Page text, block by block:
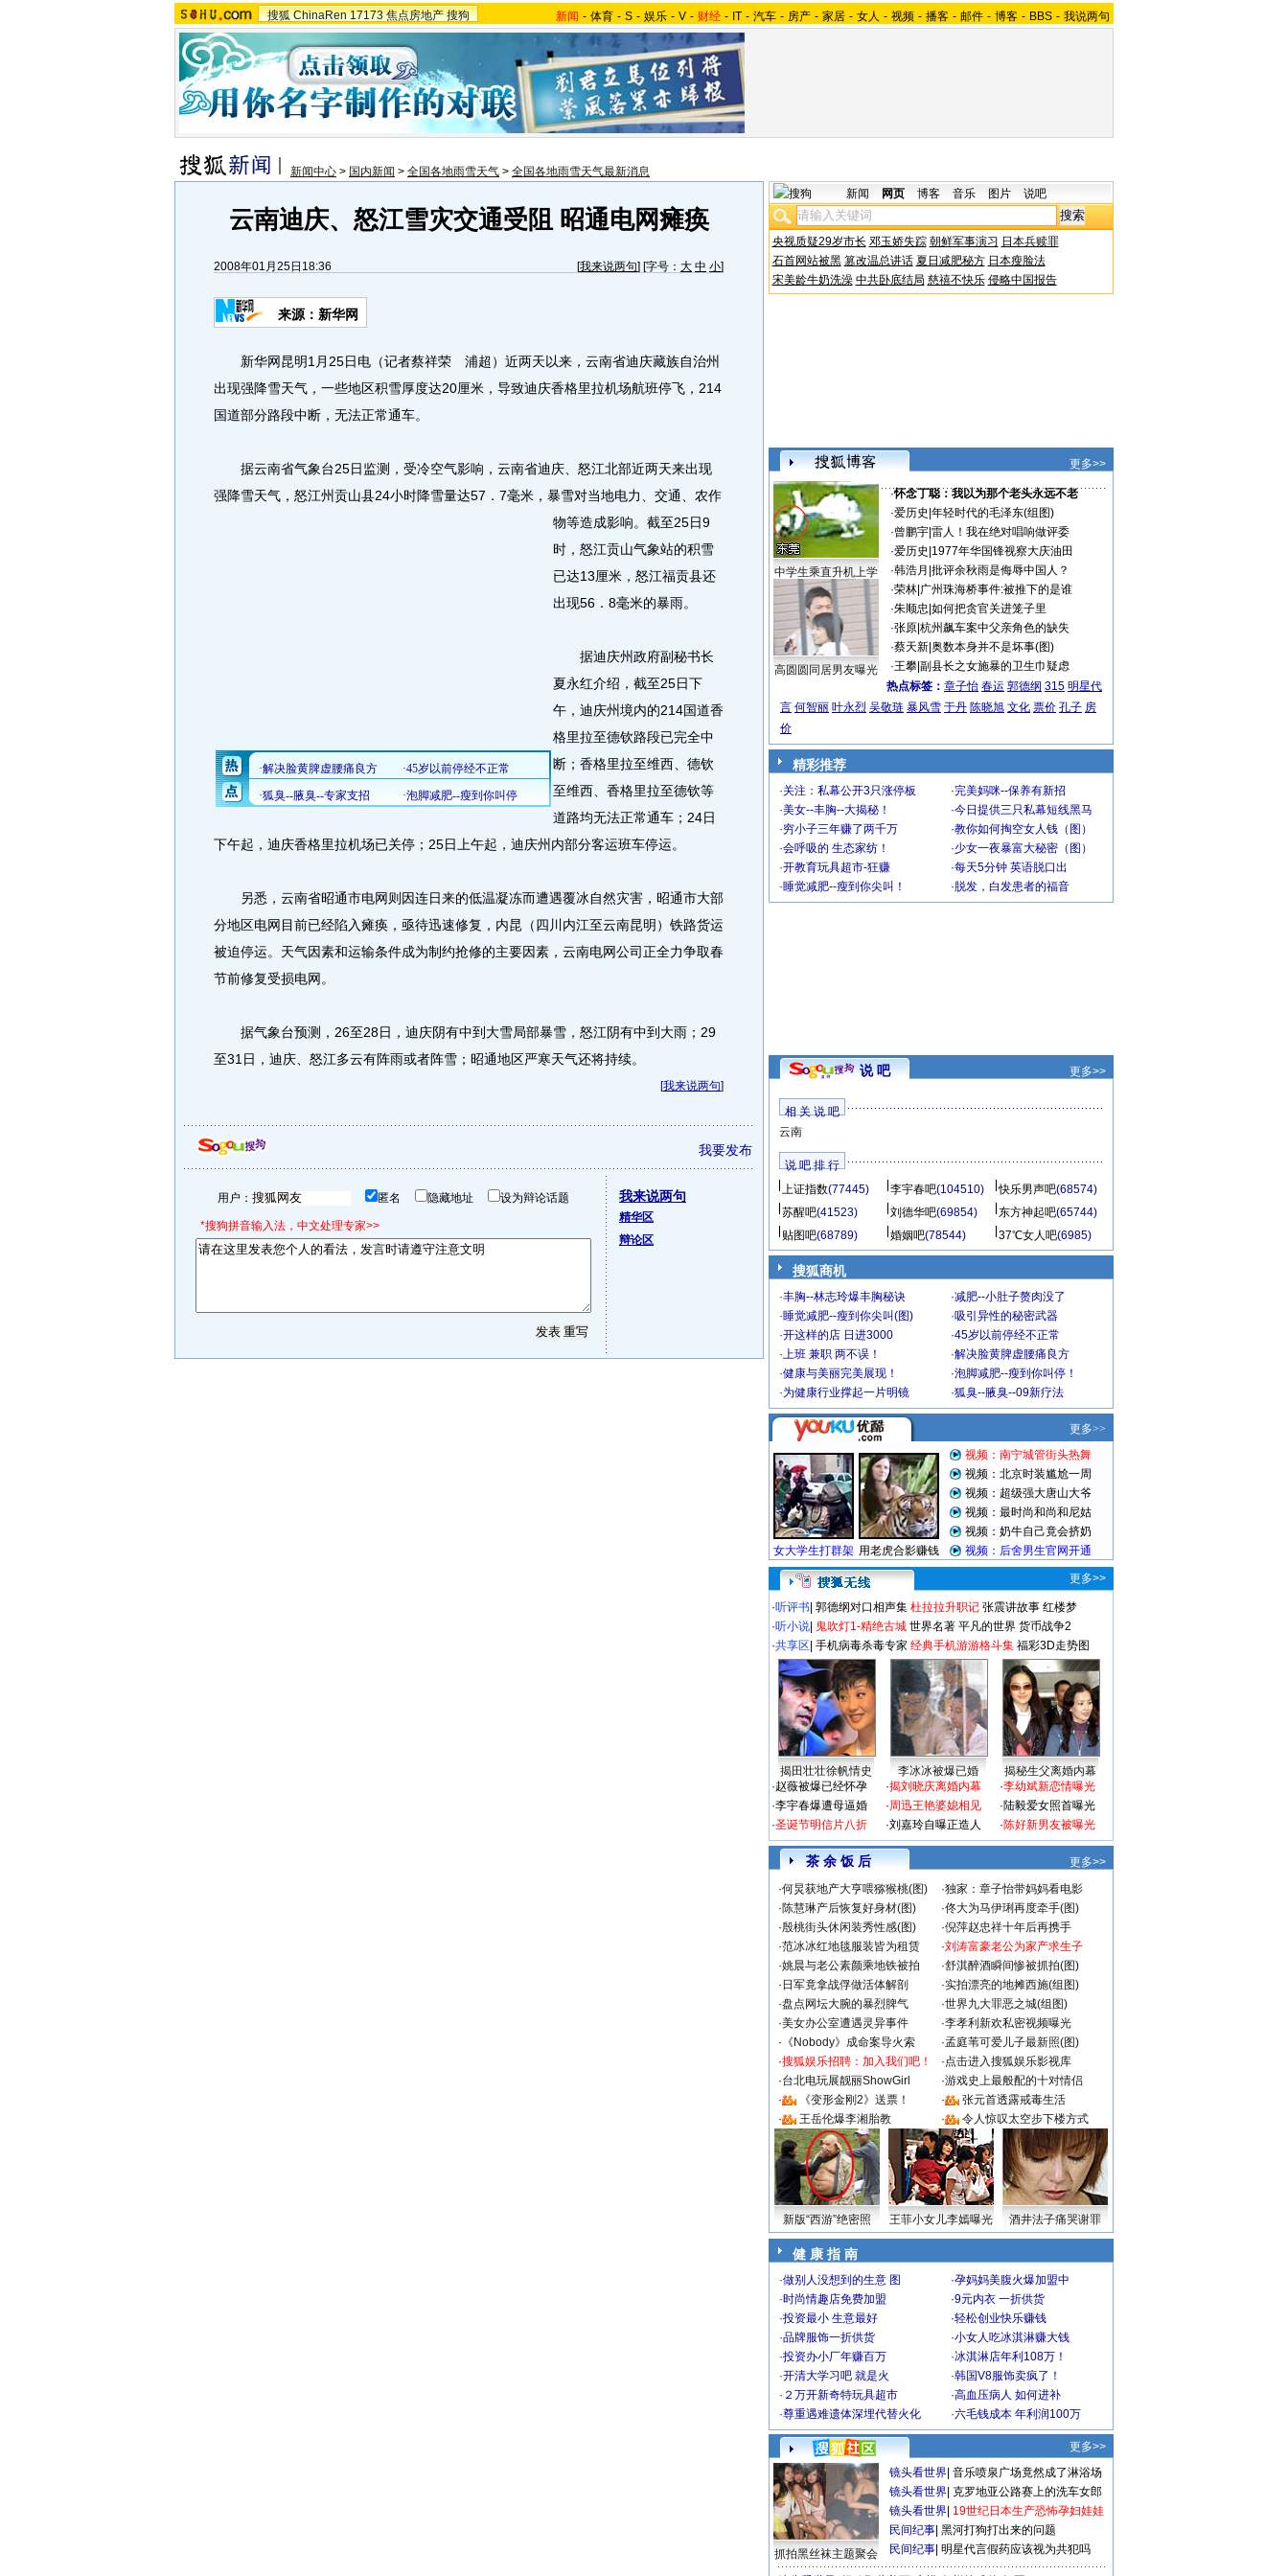
搜狐 ChinaRen 17173 焦点房地产 搜狗 新闻 - 体育 - S - 娱乐 - V - 财经 - IT - 汽车 - 房产 - 家居 - 女人 - 视频 - 播客 - 邮件 - 博客 - BBS - 我说两句
新闻中心 > 国内新闻 > 全国各地雨雪天气 > 全国各地雨雪天气最新消息
云南迪庆、怒江雪灾交通受阻 昭通电网瘫痪
2008年01月25日18:36 [我来说两句] [字号： 大 中 小]
来源：新华网
新华网昆明1月25日电（记者蔡祥荣 浦超）近两天以来，云南省迪庆藏族自治州
出现强降雪天气，一些地区积雪厚度达20厘米，导致迪庆香格里拉机场航班停飞，214
国道部分路段中断，无法正常通车。
据云南省气象台25日监测，受冷空气影响，云南省迪庆、怒江北部近两天来出现
强降雪天气，怒江州贡山县24小时降雪量达57．7毫米，暴雪对当地电力、交通、农作
物等造成影响。 截至25日9
时，怒江贡山气象站的积雪
已达13厘米，怒江福贡县还
出现56．8毫米的暴雨。
据迪庆州政府副秘书长
夏永红介绍，截至25日下
午，迪庆州境内的214国道香
格里拉至德钦路段已完全中
断；香格里拉至维西、德钦
至维西、香格里拉至德钦等
道路均无法正常通车；24日
下午起，迪庆香格里拉机场已关停；25日上午起，迪庆州内部分客运班车停运。
另悉，云南省昭通市电网则因连日来的低温凝冻而遭遇覆冰自然灾害，昭通市大部
分地区电网目前已经陷入瘫痪，亟待迅速修复，内昆（四川内江至云南昆明）铁路货运
被迫停运。天气因素和运输条件成为制约抢修的主要因素，云南电网公司正全力争取春
节前修复受损电网。
据气象台预测，26至28日，迪庆阴有中到大雪局部暴雪，怒江阴有中到大雨；29
至31日，迪庆、怒江多云有阵雨或者阵雪；昭通地区严寒天气还将持续。
[我来说两句]
我要发布
用户： 匿名 隐藏地址 设为辩论话题
*搜狗拼音输入法，中文处理专家>>
我来说两句
精华区
辩论区
新闻 网页 博客 音乐 图片 说吧
央视质疑29岁市长 邓玉娇失踪 朝鲜军事演习 日本兵赎罪
石首网站被黑 篡改温总讲话 夏日减肥秘方 日本瘦脸法
宋美龄牛奶洗澡 中共卧底结局 慈禧不快乐 侵略中国报告
更多>>
中学生乘直升机上学
高圆圆同居男友曝光
·怀念丁聪：我以为那个老头永远不老
·爱历史 年轻时代的毛泽东(组图)
·曾鹏宇| 雷人！我在绝对唱响做评委
·爱历史 1977年华国锋视察大庆油田
·韩浩月 批评余秋雨是侮辱中国人？
·荣林| 广州珠海桥事件:被推下的是谁
·朱顺忠 如何把贪官关进笼子里
·张原| 杭州飙车案中父亲角色的缺失
·蔡天新| 奥数本身并不是坏事(图)
·王攀| 副县长之女施暴的卫生巾疑虑
热点标签： 章子怡 春运 郭德纲 315 明星代
言 何智丽 叶永烈 吴敬琏 暴风雪 于丹 陈晓旭 文化 票价 孔子 房
价
精彩推荐
·关注：私幕公开3只涨停板 ·完美妈咪--保养有新招
·美女--丰胸--大揭秘！ ·今日提供三只私幕短线黑马
·穷小子三年赚了两千万 ·教你如何掏空女人钱（图）
·会呼吸的 生态家纺！ ·少女一夜暴富大秘密（图）
·开教育玩具超市-狂赚 ·每天5分钟 英语脱口出
·睡觉减肥--瘦到你尖叫！ · 脱发，白发患者的福音
说 吧 更多>>
相 关 说 吧
云南
说 吧 排 行
上证指数(77445) 李宇春吧(104510) 快乐男声吧(68574)
苏醒吧(41523) 刘德华吧(69854) 东方神起吧(65744)
贴图吧(68789) 婚姻吧(78544) 37℃女人吧(6985)
搜狐商机
·丰胸--林志玲爆丰胸秘诀 ·减肥--小肚子赘肉没了
·睡觉减肥--瘦到你尖叫(图) ·吸引异性的秘密武器
·开这样的店 日进3000 ·45岁以前停经不正常
·上班 兼职 两不误！ ·解决脸黄脾虚腰痛良方
·健康与美丽完美展现！ ·泡脚减肥--瘦到你叫停！
·为健康行业撑起一片明镜 ·狐臭--腋臭--09新疗法
更多>>
·听评书 郭德纲对口相声集 杜拉拉升职记 张震讲故事 红楼梦
·听小说 鬼吹灯1-精绝古城 世界名著 平凡的世界 货币战争2
·共享区 手机病毒杀毒专家 经典手机游游格斗集 福彩3D走势图
揭田壮壮徐帆情史 李冰冰被爆已婚
揭秘生父离婚内幕
·赵薇被爆已经怀孕
·李宇春爆遭母逼婚
·圣诞节明信片八折
·揭刘晓庆离婚内幕
·周迅王艳婆媳相见
·刘嘉玲自曝正造人
·李幼斌新恋情曝光
·陆毅爱女照首曝光
·陈好新男友被曝光
茶 余 饭 后
更多>>
·何炅获地产大亨喂猕猴桃(图) ·独家：章子怡带妈妈看电影
·陈慧琳产后恢复好身材(图) ·佟大为马伊琍再度牵手(图)
·殷桃街头休闲装秀性感(图) ·倪萍赵忠祥十年后再携手
·范冰冰红地毯服装皆为租赁 ·刘涛富豪老公为家产求生子
·姚晨与老公素颜乘地铁被拍 ·舒淇醉酒瞬间惨被抓拍(图)
· 日军竟拿战俘做活体解剖 ·实拍漂亮的地摊西施(组图)
·盘点网坛大腕的暴烈脾气 ·世界九大罪恶之城(组图)
·美女办公室遭遇灵异事件 ·李孝利新欢私密视频曝光
· 《Nobody》成命案导火索 ·孟庭苇可爱儿子最新照(图)
·搜狐娱乐招聘：加入我们吧！ ·点击进入搜狐娱乐影视库
·台北电玩展靓丽ShowGirl ·游戏史上最般配的十对情侣
·
《变形金刚2》送票！ ·
张元首透露戒毒生活
·
王岳伦爆李湘胎教 · 令人惊叹太空步下楼方式
新版“西游”绝密照 王菲小女儿李嫣曝光 酒井法子痛哭谢罪
健 康 指 南
·做别人没想到的生意 图 ·孕妈妈美腹火爆加盟中
·时尚情趣店免费加盟 ·9元内衣 一折供货
·投资最小 生意最好 ·轻松创业快乐赚钱
·品牌服饰一折供货 ·小女人吃冰淇淋赚大钱
·投资办小厂年赚百万 ·冰淇淋店年利108万！
·开清大学习吧 就是火 ·韩国V8服饰卖疯了！
· ２万开新奇特玩具超市 ·高血压病人 如何进补
·尊重遇难遗体深埋代替火化 ·六毛钱成本 年利润100万
更多>>
抓拍黑丝袜主题聚会
镜头看世界 音乐喷泉广场竟然成了淋浴场
镜头看世界 克罗地亚公路赛上的洗车女郎
镜头看世界 19世纪日本生产恐怖孕妇娃娃
民间纪事 黑河打狗打出来的问题
民间纪事 明星代言假药应该视为共犯吗